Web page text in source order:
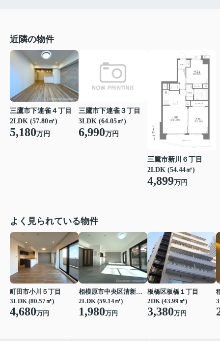
近隣の物件
三鷹市下連雀４丁目
2LDK (57.80㎡)
5,180万円
三鷹市下連雀３丁目
3LDK (64.05㎡)
6,990万円
三鷹市新川６丁目
2LDK (54.44㎡)
4,899万円
よく見られている物件
町田市小川５丁目
3LDK (80.57㎡)
4,680万円
相模原市中央区清新２丁目
2LDK (59.14㎡)
1,980万円
板橋区板橋１丁目
2DK (43.99㎡)
3,380万円